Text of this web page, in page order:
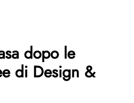
dopo le
di Design &